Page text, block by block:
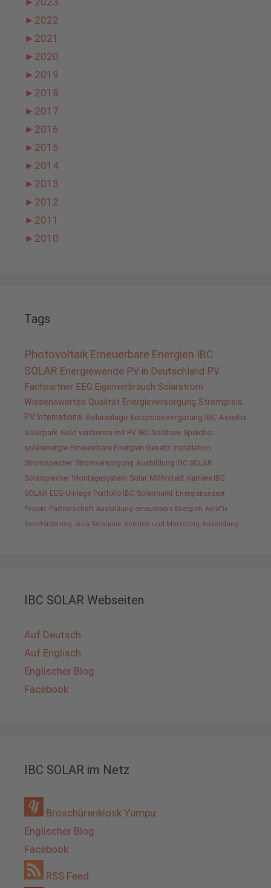
► 2022
► 2021
► 2020
► 2019
► 2018
► 2017
► 2016
► 2015
► 2014
► 2013
► 2012
► 2011
► 2010
Tags
Photovoltaik Erneuerbare Energien IBC
SOLAR Energiewende PV in Deutschland PV
Fachpartner EEG Eigenverbrauch Solarstrom
Wissenswertes Qualität Energieversorgung Strompreis
PV International Solaranlage Einspeisevergütung IBC AeroFix
Solarpark Geld verdienen mit PV IBC SolStore Speicher
solarenergie Erneuerbare Energien Gesetz Installation
Stromspeicher Stromversorgung Ausbildung IBC SOLAR
Solarspeicher Montagesystem Solar Möhrstedt Karriere IBC
SOLAR EEG-Umlage Portfolio IBC Solarmarkt Energiekonzept
Projekt Partnerschaft Ausbildung erneuerbare Energien AeroFix
Solarförderung Jura Solarpark Vertrieb und Marketing Ausbildung
IBC SOLAR Webseiten
Auf Deutsch
Auf Englisch
Englischer Blog
Facebook
IBC SOLAR im Netz
Broschürenkiosk Yumpu
Englischer Blog
Facebook
RSS Feed